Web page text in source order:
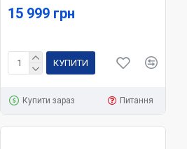
15 999 грн
КУПИТИ
Купити зараз Питання